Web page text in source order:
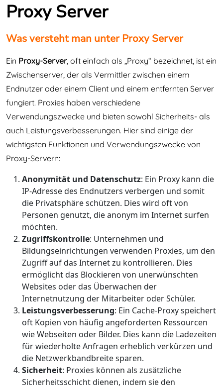
Proxy Server
Was versteht man unter Proxy Server
Ein Proxy-Server, oft einfach als „Proxy“ bezeichnet, ist ein
Zwischenserver, der als Vermittler zwischen einem
Endnutzer oder einem Client und einem entfernten Server
fungiert. Proxies haben verschiedene
Verwendungszwecke und bieten sowohl Sicherheits- als
auch Leistungsverbesserungen. Hier sind einige der
wichtigsten Funktionen und Verwendungszwecke von
Proxy-Servern:
Anonymität und Datenschutz: Ein Proxy kann die
IP-Adresse des Endnutzers verbergen und somit
die Privatsphäre schützen. Dies wird oft von
Personen genutzt, die anonym im Internet surfen
möchten.
Zugriffskontrolle: Unternehmen und
Bildungseinrichtungen verwenden Proxies, um den
Zugriff auf das Internet zu kontrollieren. Dies
ermöglicht das Blockieren von unerwünschten
Websites oder das Überwachen der
Internetnutzung der Mitarbeiter oder Schüler.
Leistungsverbesserung: Ein Cache-Proxy speichert
oft Kopien von häufig angeforderten Ressourcen
wie Webseiten oder Bilder. Dies kann die Ladezeiten
für wiederholte Anfragen erheblich verkürzen und
die Netzwerkbandbreite sparen.
Sicherheit: Proxies können als zusätzliche
Sicherheitsschicht dienen, indem sie den